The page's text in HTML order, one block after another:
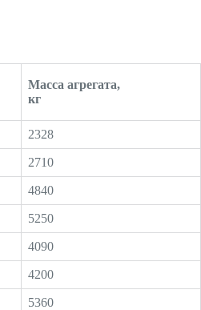
Масса агрегата,
кг
2328
2710
4840
5250
4090
4200
5360